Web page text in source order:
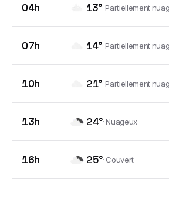
04h 13°·Partiellement
07h 14°·Partiellement
10h 21°·Partiellement
13h 24°·Nuageux
16h 25°· Couvert